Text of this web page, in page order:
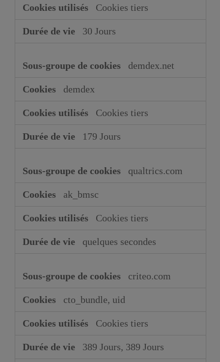
Cookies tiers
30 Jours
demdex.net
demdex
Cookies tiers
179 Jours
qualtrics.com
ak_bmsc
Cookies tiers
quelques secondes
criteo.com
cto_bundle, uid
Cookies tiers
389 Jours, 389 Jours